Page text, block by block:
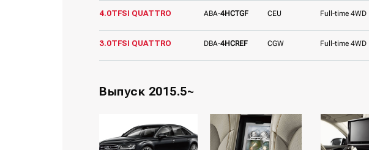
4.0TFSI QUATTRO ABA-4HCTGF CEU Full-time 4WD
3.0TFSI QUATTRO DBA-4HCREF CGW Full-time 4WD
Выпуск 2015.5~